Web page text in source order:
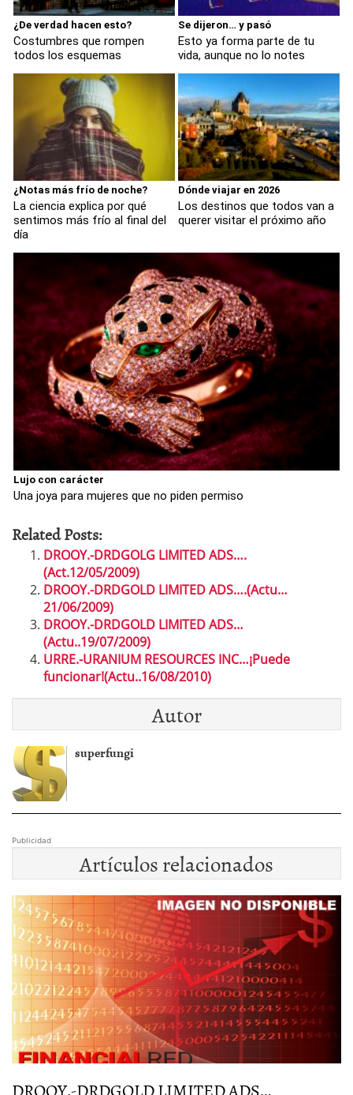
¿De verdad hacen esto?
Costumbres que rompen
todos los esquemas
Se dijeron… y pasó
Esto ya forma parte de tu
vida, aunque no lo notes
¿Notas más frío de noche?
La ciencia explica por qué
sentimos más frío al final del
día
Dónde viajar en 2026
Los destinos que todos van a
querer visitar el próximo año
Lujo con carácter
Una joya para mujeres que no piden permiso
Related Posts:
DROOY.-DRDGOLG LIMITED ADS….
(Act.12/05/2009)
DROOY.-DRDGOLD LIMITED ADS….(Actu…
21/06/2009)
DROOY.-DRDGOLD LIMITED ADS…
(Actu..19/07/2009)
URRE.-URANIUM RESOURCES INC…¡Puede
funcionar!(Actu..16/08/2010)
Autor
superfungi
Publicidad
Artículos relacionados
DROOY.-DRDGOLD LIMITED ADS…